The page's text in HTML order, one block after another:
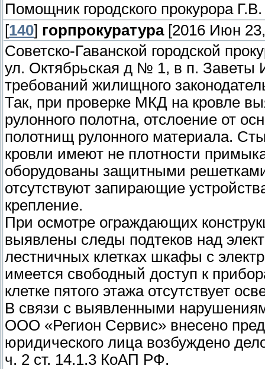
Помощник городского прокурора
[140] горпрокуратура[2016 Июн
Советско-Гаванской городской
ул. Октябрьская д № 1, в п. Заветы
требований жилищного
Так, при проверке МКД на кровле
рулонного полотна, отслоение от
полотнищ рулонного материала.
кровли имеют не плотности
оборудованы защитными
отсутствуют запирающие
крепление.
При осмотре ограждающих
выявлены следы подтеков над
лестничных клетках шкафы с
имеется свободный доступ к
клетке пятого этажа отсутствует
В связи с выявленными
ООО «Регион Сервис» внесено
юридического лица возбуждено
ч. 2 ст. 14.1.3 КоАП РФ.